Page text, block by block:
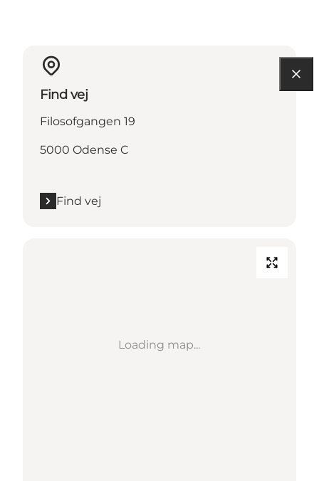
Find vej
Filosofgangen 19
5000 Odense C
Find vej
Loading map...